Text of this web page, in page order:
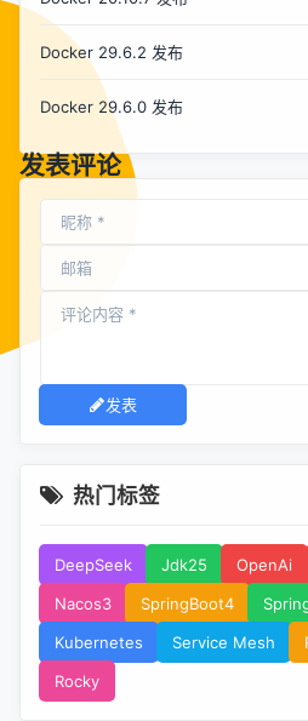
Docker 29.6.2 发布
Docker 29.6.0 发布
发表评论
发表
热门标签
DeepSeek Jdk25 OpenAi
Nacos3
SpringBoot4
Kubernetes
Service Mesh
Rocky